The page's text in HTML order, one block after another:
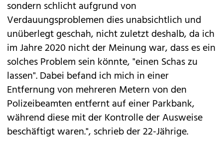
sondern schlicht aufgrund von
Verdauungsproblemen dies unabsichtlich und
unüberlegt geschah, nicht zuletzt deshalb, da ich
im Jahre 2020 nicht der Meinung war, dass es ein
solches Problem sein könnte, "einen Schas zu
lassen". Dabei befand ich mich in einer
Entfernung von mehreren Metern von den
Polizeibeamten entfernt auf einer Parkbank,
während diese mit der Kontrolle der Ausweise
beschäftigt waren.", schrieb der 22-Jährige.